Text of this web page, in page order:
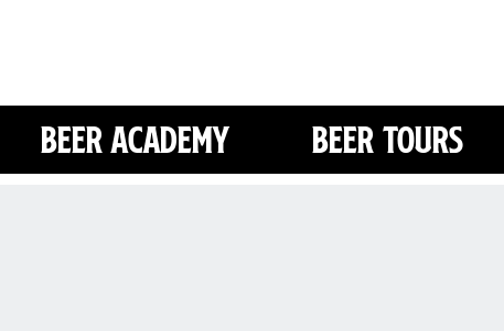
Beer Academy Beer Tours